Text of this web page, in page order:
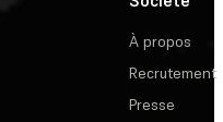
À propos
Recrutement
Presse